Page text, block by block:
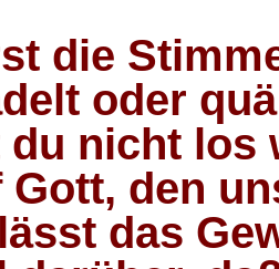
die
oder
du nicht los
Gott, den
das